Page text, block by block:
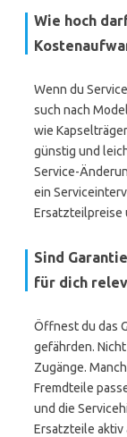
Wie hoch
Wenn du
such nach
wie
günstig und
Service-
ein
Ersatzteilpreise
Sind
für dich
Öffnest du das
gefährden.
Zugänge.
Fremdteile
und die
Ersatzteile aktiv